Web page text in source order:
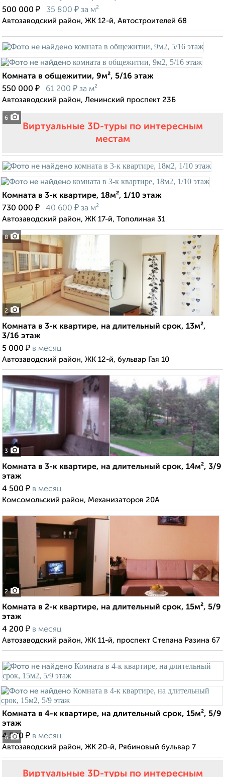
500 000 ₽ 35 800 ₽ за м²
Автозаводский район, ЖК 12-й, Автостроителей 68
6
Комната в общежитии, 9м², 5/16 этаж
550 000 ₽ 61 200 ₽ за м²
Автозаводский район, Ленинский проспект 23Б
Виртуальные 3D-туры по интересным
местам
8
Комната в 3-к квартире, 18м², 1/10 этаж
730 000 ₽ 40 600 ₽ за м²
Автозаводский район, ЖК 17-й, Тополиная 31
2
Комната в 3-к квартире, на длительный срок, 13м²,
3/16 этаж
5 000 ₽ в месяц
Автозаводский район, ЖК 12-й, бульвар Гая 10
3
Комната в 3-к квартире, на длительный срок, 14м², 3/9
этаж
4 500 ₽ в месяц
Комсомольский район, Механизаторов 20А
2
Комната в 2-к квартире, на длительный срок, 15м², 5/9
этаж
4 200 ₽ в месяц
Автозаводский район, ЖК 11-й, проспект Степана Разина 67
6
Комната в 4-к квартире, на длительный срок, 15м², 5/9
этаж
4 500 ₽ в месяц
Автозаводский район, ЖК 20-й, Рябиновый бульвар 7
Виртуальные 3D-туры по интересным